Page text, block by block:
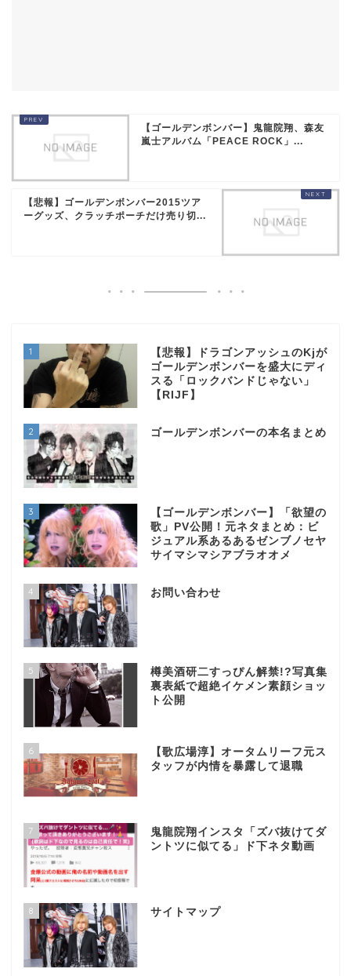
【ゴールデンボンバー】鬼龍院翔、森友
嵐士アルバム「PEACE ROCK」...
【悲報】ゴールデンボンバー2015ツア
ーグッズ、クラッチポーチだけ売り切...
1
【悲報】ドラゴンアッシュのKjが
ゴールデンボンバーを盛大にディ
スる「ロックバンドじゃない」
【RIJF】
2 ゴールデンボンバーの本名まとめ
3
【ゴールデンボンバー】「欲望の
歌」PV公開！元ネタまとめ：ビ
ジュアル系あるあるゼンブノセヤ
サイマシマシアブラオオメ
4 お問い合わせ
5
樽美酒研二すっぴん解禁!?写真集
裏表紙で超絶イケメン素顔ショッ
ト公開
6
【歌広場淳】オータムリーフ元ス
タッフが内情を暴露して退職
7
鬼龍院翔インスタ「ズバ抜けてダ
ントツに似てる」ド下ネタ動画
8 サイトマップ